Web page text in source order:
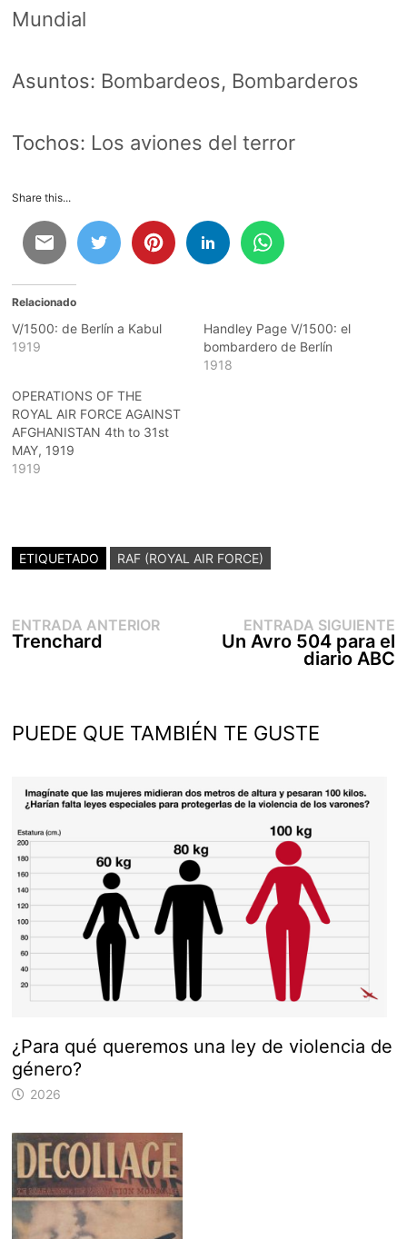
Mundial
Asuntos: Bombardeos, Bombarderos
Tochos: Los aviones del terror
Share this...
Relacionado
V/1500: de Berlín a Kabul
1919
Handley Page V/1500: el
bombardero de Berlín
1918
OPERATIONS OF THE
ROYAL AIR FORCE AGAINST
AFGHANISTAN 4th to 31st
MAY, 1919
1919
ETIQUETADO RAF (ROYAL AIR FORCE)
Navegación
de
ENTRADA ANTERIOREntrada
anterior:
Trenchard
ENTRADA SIGUIENTE
Un Avro 504 para el
diario ABC
PUEDE QUE TAMBIÉN TE GUSTE
¿Para qué queremos una ley de violencia de
género?
2026